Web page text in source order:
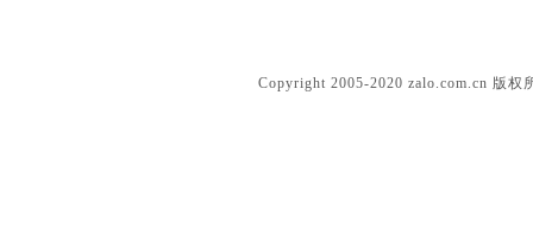
Copyright 2005-2020 zalo.com.cn 版